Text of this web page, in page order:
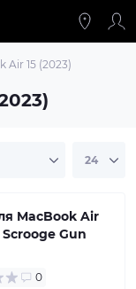
Air 15 (2023)
MacBook Air
Scrooge Gun
0